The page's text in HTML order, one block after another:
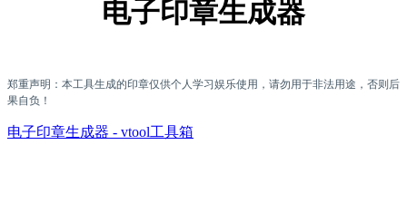
电子印章生成器
郑重声明：本工具生成的印章仅供个人学习娱乐使用，请勿用于非法用途，否则后
果自负！
电子印章生成器 - vtool工具箱